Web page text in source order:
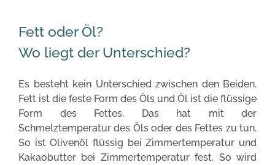
Fett oder Öl?
Wo liegt der Unterschied?
Es besteht kein Unterschied zwischen den Beiden.
Fett ist die feste Form des Öls und Öl ist die flüssige
Form des Fettes. Das hat mit der
Schmelztemperatur des Öls oder des Fettes zu tun.
So ist Olivenöl flüssig bei Zimmertemperatur und
Kakaobutter bei Zimmertemperatur fest. So wird